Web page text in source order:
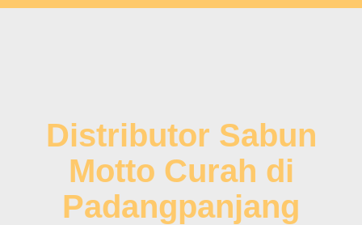
Distributor Sabun
Motto Curah di
Padangpanjang